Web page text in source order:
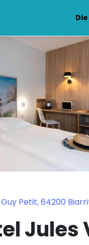
Petit, 64200
Jules